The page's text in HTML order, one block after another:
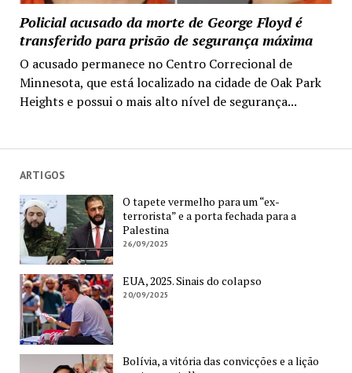
Policial acusado da morte de George Floyd é
transferido para prisão de segurança máxima
O acusado permanece no Centro Correcional de
Minnesota, que está localizado na cidade de Oak Park
Heights e possui o mais alto nível de segurança...
ARTIGOS
O tapete vermelho para um “ex-
terrorista” e a porta fechada para a
Palestina
26/09/2025
EUA, 2025. Sinais do colapso
20/09/2025
Bolívia, a vitória das convicções e a lição